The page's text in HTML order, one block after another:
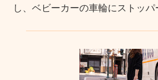
し、ベビーカーの車輪にストッパ